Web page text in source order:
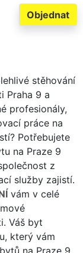
Objednat
stěhování
Praha 9 a
profesionály,
práce na
Potřebujete
na Praze 9
z
služby zajistí.
vám v celé
Váš byt
který vám
na Praze 9